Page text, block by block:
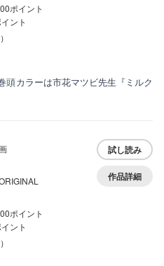
ポイント
ント
）
頭カラーは市花マツビ先生『ミルク
ポイント
ント
）
試し読み
作品詳細